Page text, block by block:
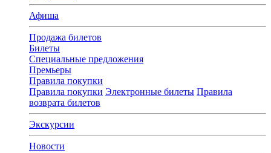
Афиша
Продажа билетов
Билеты
Специальные предложения
Премьеры
Правила покупки
Правила покупки Электронные билеты Правила
возврата билетов
Экскурсии
Новости